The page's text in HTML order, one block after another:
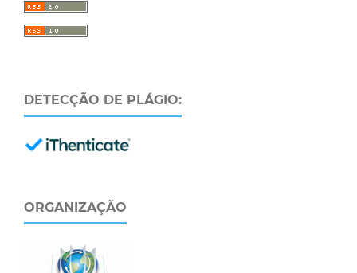
DETECÇÃO DE PLÁGIO:
ORGANIZAÇÃO